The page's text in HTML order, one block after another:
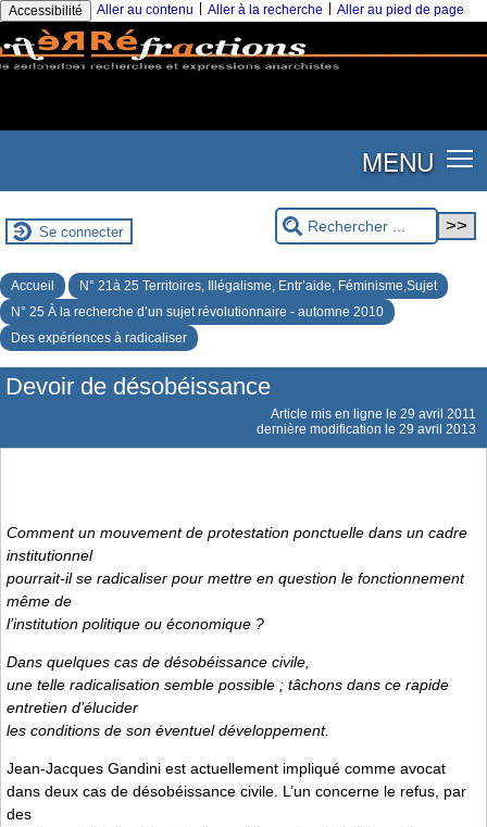
Accessibilité Aller au contenu Aller à la recherche Aller au pied de page
MENU
Se connecter
Accueil
N° 21à 25 Territoires, Illégalisme, Entr’aide, Féminisme,Sujet
N° 25 À la recherche d’un sujet révolutionnaire - automne 2010
Des expériences à radicaliser
Devoir de désobéissance
Article mis en ligne le 29 avril 2011
dernière modification le 29 avril 2013
Comment un mouvement de protestation ponctuelle dans un cadre
institutionnel
pourrait-il se radicaliser pour mettre en question le fonctionnement
même de
l’institution politique ou économique ?
Dans quelques cas de désobéissance civile,
une telle radicalisation semble possible ; tâchons dans ce rapide
entretien d’élucider
les conditions de son éventuel développement.
Jean-Jacques Gandini est actuellement impliqué comme avocat
dans deux cas de désobéissance civile. L’un concerne le refus, par
des